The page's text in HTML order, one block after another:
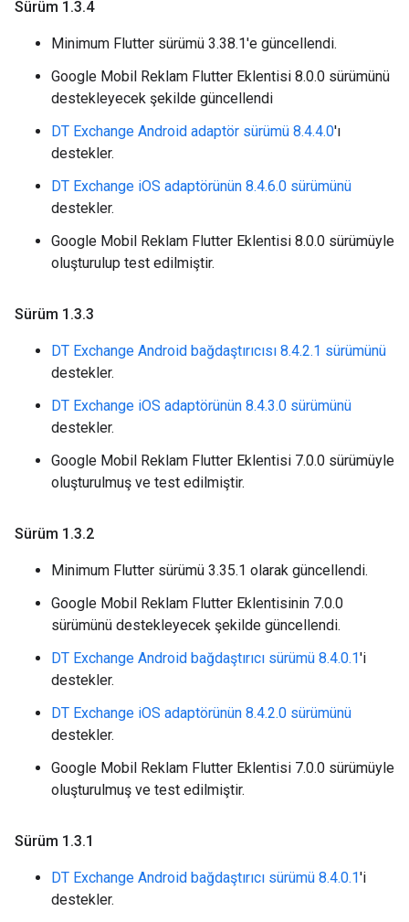
Sürüm 1 .3.4
Minimum Flutter sürümü 3.38.1'e güncellendi.
Google Mobil Reklam Flutter Eklentisi 8.0.0 sürümünü
destekleyecek şekilde güncellendi
DT Exchange Android adaptör sürümü 8.4.4.0'ı
destekler.
DT Exchange iOS adaptörünün 8.4.6.0 sürümünü
destekler.
Google Mobil Reklam Flutter Eklentisi 8.0.0 sürümüyle
oluşturulup test edilmiştir.
Sürüm 1 .3.3
DT Exchange Android bağdaştırıcısı 8.4.2.1 sürümünü
destekler.
DT Exchange iOS adaptörünün 8.4.3.0 sürümünü
destekler.
Google Mobil Reklam Flutter Eklentisi 7.0.0 sürümüyle
oluşturulmuş ve test edilmiştir.
Sürüm 1 .3.2
Minimum Flutter sürümü 3.35.1 olarak güncellendi.
Google Mobil Reklam Flutter Eklentisinin 7.0.0
sürümünü destekleyecek şekilde güncellendi.
DT Exchange Android bağdaştırıcı sürümü 8.4.0.1'i
destekler.
DT Exchange iOS adaptörünün 8.4.2.0 sürümünü
destekler.
Google Mobil Reklam Flutter Eklentisi 7.0.0 sürümüyle
oluşturulmuş ve test edilmiştir.
Sürüm 1 .3.1
DT Exchange Android bağdaştırıcı sürümü 8.4.0.1'i
destekler.